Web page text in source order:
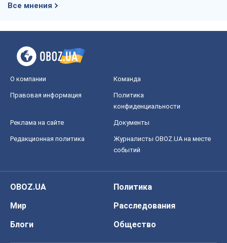
Все мнения
О компании Команда
Правовая информация
Политика
конфиденциальности
Реклама на сайте Документы
Редакционная политика
Журналисты OBOZ.UA на месте
событий
OBOZ.UA
Политика
Мир
Расследования
Блоги
Общество